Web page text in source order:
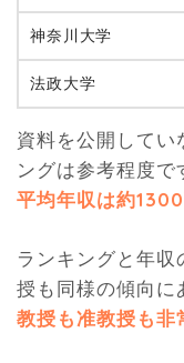
神奈川大学
法政大学
資料を公開してい
ングは参考程度で
平均年収は約
ランキングと年
授も同様の傾向
教授も准教授も非